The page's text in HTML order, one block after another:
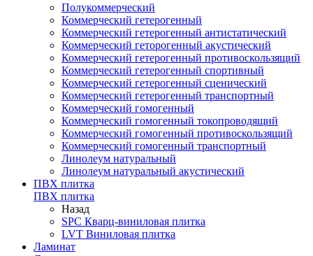
Полукоммерческий
Коммерческий гетерогенный
Коммерческий гетерогенный антистатический
Коммерческий геторогенный акустический
Коммерческий гетерогенный противоскользящий
Коммерческий гетерогенный спортивный
Коммерческий гетерогенный сценический
Коммерческий гетерогенный транспортный
Коммерческий гомогенный
Коммерческий гомогенный токопроводящий
Коммерческий гомогенный противоскользящий
Коммерческий гомогенный транспортный
Линолеум натуральный
Линолеум натуральный акустический
ПВХ плитка
ПВХ плитка
Назад
SPC Кварц-виниловая плитка
LVT Виниловая плитка
Ламинат